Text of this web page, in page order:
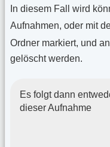
In diesem Fall wird
Aufnahmen, oder mit
Ordner markiert, und
gelöscht werden.
Es folgt dann
dieser Aufnahme